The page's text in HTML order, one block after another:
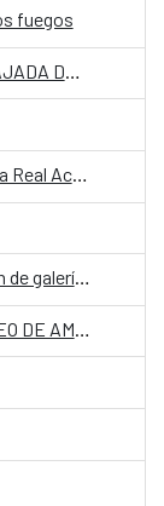
fuegos
PERSONAL LABORAL FIJO EN LA EMBAJADA DE ESPAÑA EN PARAGUAY CON LA CATEGORÍA DE MAYORDOMO
Becas MAEC-AECID para residencias en la Real Academia de España en Roma
Del arte al mercado: formación en gestión de galerías con Pedro Marín
EL SUEÑO DEL JAGUAR LLEGA AL MUSEO DE AMÉRICA